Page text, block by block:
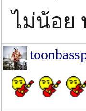
ไม่น้อย